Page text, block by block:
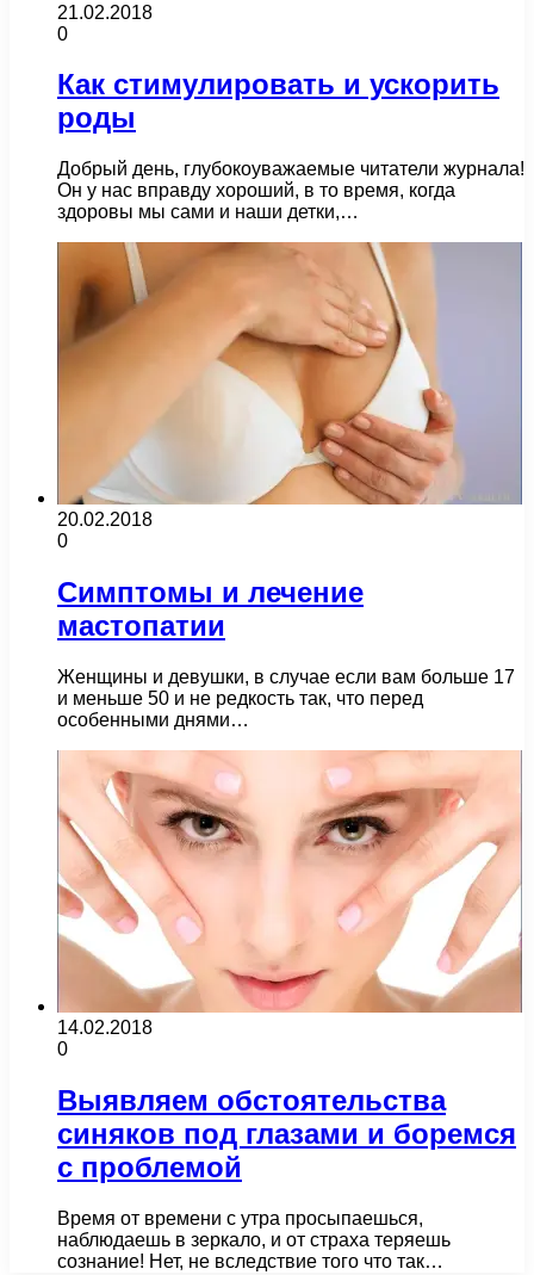
21.02.2018
0
Как стимулировать и ускорить
роды
Добрый день, глубокоуважаемые читатели журнала!
Он у нас вправду хороший, в то время, когда
здоровы мы сами и наши детки,…
20.02.2018
0
Симптомы и лечение
мастопатии
Женщины и девушки, в случае если вам больше 17
и меньше 50 и не редкость так, что перед
особенными днями…
14.02.2018
0
Выявляем обстоятельства
синяков под глазами и боремся
с проблемой
Время от времени с утра просыпаешься,
наблюдаешь в зеркало, и от страха теряешь
сознание! Нет, не вследствие того что так…